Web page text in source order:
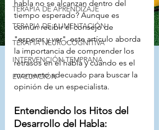
TERAPIA DE APRENDIZAJE
TERAPIA DE ALIMENTACIÓN
TERAPIA NEUROCOGNITIVA
INTERVENCIÓN TEMPRANA
EVALUACIÓN
habla no se alcanzan dentro del
tiempo esperado? Aunque es
común recibir el consejo de
"esperar y ver", este artículo aborda
la importancia de comprender los
retrasos en el habla y cuándo es el
momento adecuado para buscar la
opinión de un especialista.
Entendiendo los Hitos del
Desarrollo del Habla: